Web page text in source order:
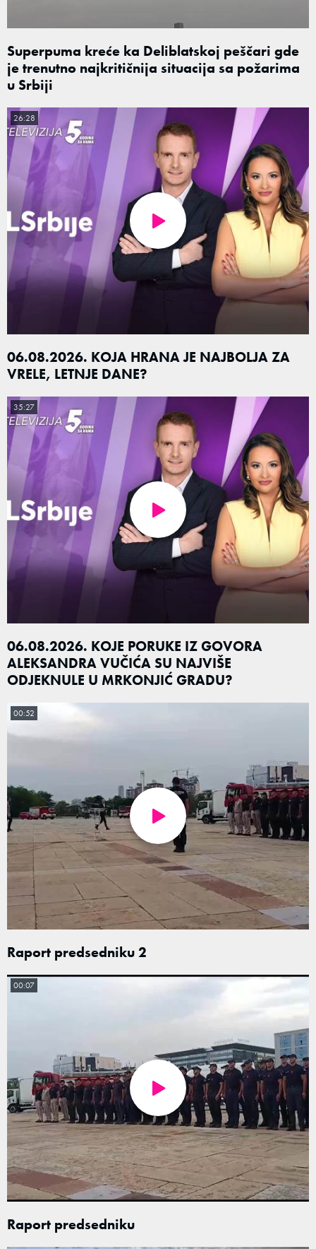
Superpuma kreće ka Deliblatskoj peščari gde
je trenutno najkritičnija situacija sa požarima
u Srbiji
06.08.2026. KOJA HRANA JE NAJBOLJA ZA
VRELE, LETNJE DANE?
26:28
06.08.2026. KOJE PORUKE IZ GOVORA
ALEKSANDRA VUČIĆA SU NAJVIŠE
ODJEKNULE U MRKONJIĆ GRADU?
35:27
Raport predsedniku 2
00:52
Raport predsedniku
00:07